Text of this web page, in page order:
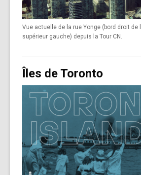
Vue actuelle de la rue Yonge (bord droit de
supérieur gauche) depuis la Tour CN.
Îles de Toronto